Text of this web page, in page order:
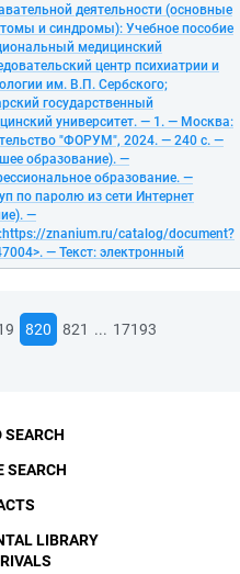
деятельности (основные
и синдромы): Учебное пособие
медицинский
центр психиатрии и
им. В.П. Сербского;
государственный
университет. — 1. — Москва:
"ФОРУМ", 2024. — 240 с. —
образование). —
образование. —
по паролю из сети Интернет
—
znanium.ru/catalog/document?
— Текст: электронный
820 821 ... 17193
SEARCH
SEARCH
LIBRARY